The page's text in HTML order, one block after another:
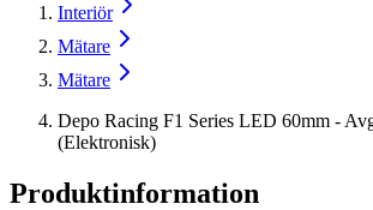
Interiör
Mätare
Mätare
Depo Racing F1 Series LED 60mm -
(Elektronisk)
Produktinformation